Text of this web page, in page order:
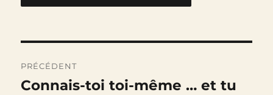
de
PRÉCÉDENT
Publication
Connais-toi toi-même … et tu